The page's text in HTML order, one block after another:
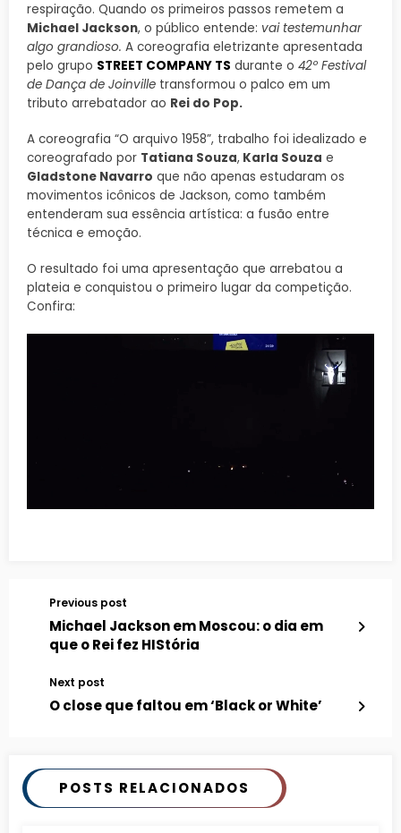
respiração. Quando os primeiros passos remetem a
Michael Jackson, o público entende: vai testemunhar
algo grandioso. A coreografia eletrizante apresentada
pelo grupo STREET COMPANY TS durante o 42º Festival
de Dança de Joinville transformou o palco em um
tributo arrebatador ao Rei do Pop.
A coreografia “O arquivo 1958”, trabalho foi idealizado e
coreografado por Tatiana Souza, Karla Souza e
Gladstone Navarro que não apenas estudaram os
movimentos icônicos de Jackson, como também
entenderam sua essência artística: a fusão entre
técnica e emoção.
O resultado foi uma apresentação que arrebatou a
plateia e conquistou o primeiro lugar da competição.
Confira:
Previous post
Michael Jackson em Moscou: o dia em
que o Rei fez HIStória
Next post
O close que faltou em ‘Black or White’
POSTS RELACIONADOS